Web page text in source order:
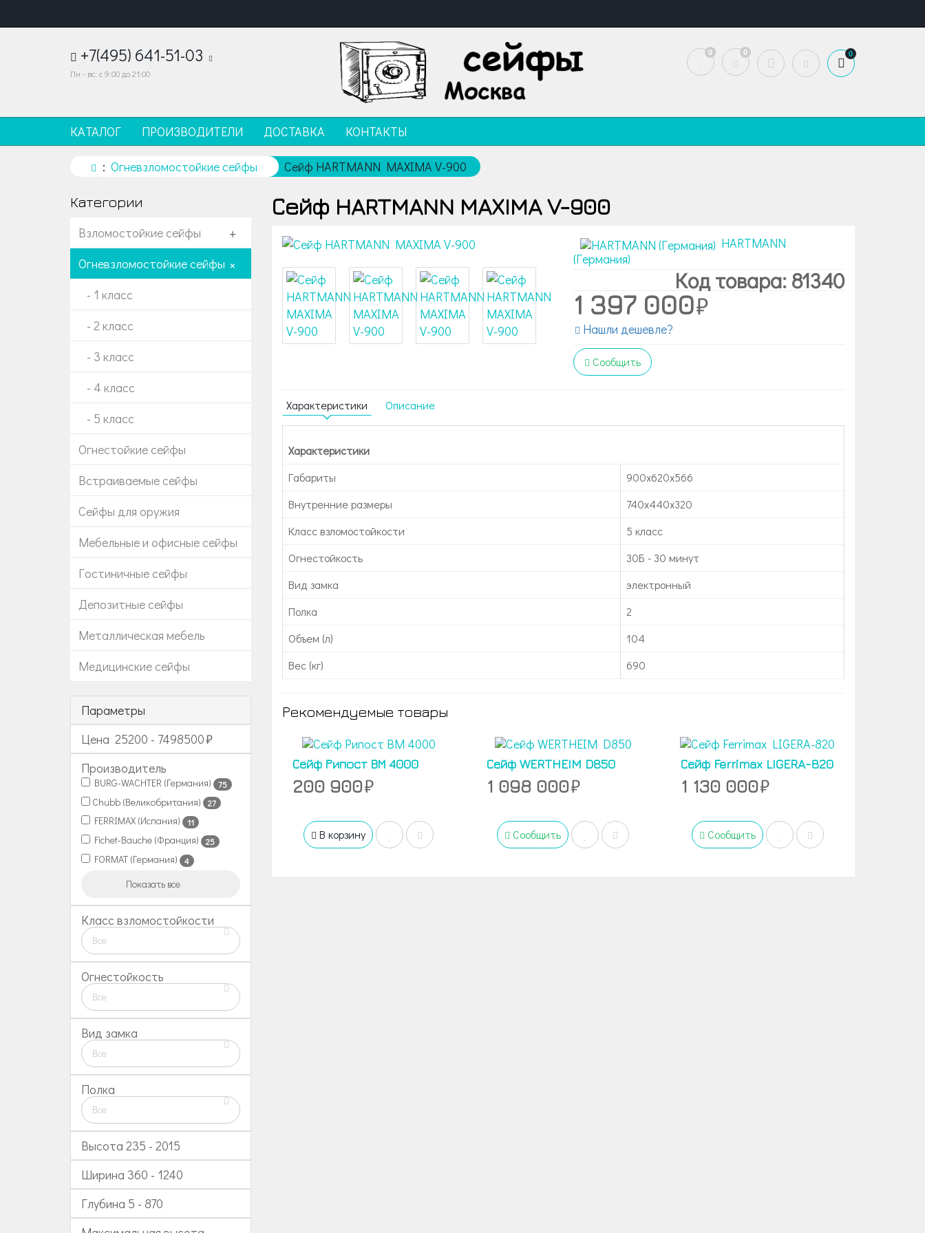
+7(495) 641-51-03
Пн - вс: с 9:00 до 21:00
0 0 0
КАТАЛОГ ПРОИЗВОДИТЕЛИ ДОСТАВКА КОНТАКТЫ
Огневзломостойкие сейфы Сейф HARTMANN MAXIMA V-900
Категории
Взломостойкие сейфы +
Огневзломостойкие сейфы +
- 1 класс
- 2 класс
- 3 класс
- 4 класс
- 5 класс
Огнестойкие сейфы
Встраиваемые сейфы
Сейфы для оружия
Мебельные и офисные сейфы
Гостиничные сейфы
Депозитные сейфы
Металлическая мебель
Медицинские сейфы
Параметры
Цена 25200 - 7498500
Производитель
BURG-WACHTER (Германия) 75
Chubb (Великобритания) 27
FERRIMAX (Испания) 11
Fichet-Bauche (Франция) 25
FORMAT (Германия) 4
Показать все
Класс взломостойкости
Все
Огнестойкость
Все
Вид замка
Все
Полка
Все
Высота 235 - 2015
Ширина 360 - 1240
Глубина 5 - 870
Сейф HARTMANN MAXIMA V-900
HARTMANN
(Германия)
Код товара: 81340
1 397 000
Нашли дешевле?
Сообщить
Характеристики Описание
Характеристики
Габариты
900x620x566
Внутренние размеры
740x440x320
Класс взломостойкости
5 класс
Огнестойкость
30Б - 30 минут
Вид замка
электронный
Полка
2
Объем (л)
104
Вес (кг)
690
Рекомендуемые товары
Сейф Рипост ВМ 4000
200 900
В корзину
Сейф WERTHEIM D850
1 098 000
Сообщить
Сейф Ferrimax LIGERA-820
1 130 000
Сообщить